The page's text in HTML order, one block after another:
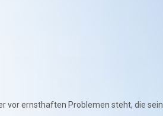
vor ernsthaften Problemen steht, die sein